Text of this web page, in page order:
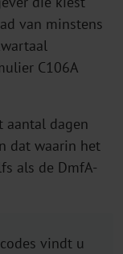
van minstens
C106A
aantal dagen
dat waarin het
als de DmfA-
vindt u